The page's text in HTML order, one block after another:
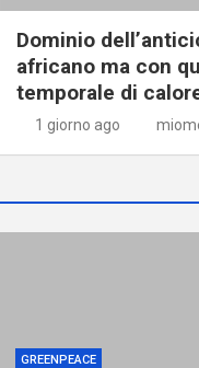
Dominio
africano ma con
temporale di
1 giorno ago
GREENPEACE